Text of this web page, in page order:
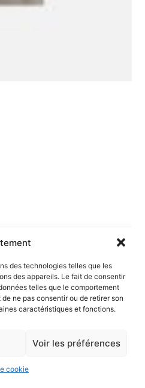
des technologies telles que les
des appareils. Le fait de consentir
telles que le comportement
ne pas consentir ou de retirer son
caractéristiques et fonctions.
Voir les préférences
cookie